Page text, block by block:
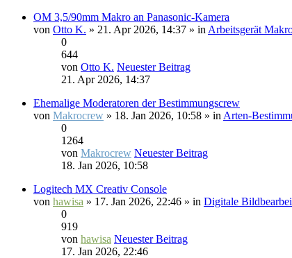
OM 3,5/90mm Makro an Panasonic-Kamera
von Otto K. » 21. Apr 2026, 14:37 » in Arbeitsgerät
0
644
von Otto K. Neuester Beitrag
21. Apr 2026, 14:37
Ehemalige Moderatoren der Bestimmungscrew
von Makrocrew » 18. Jan 2026, 10:58 » in Arten-
0
1264
von Makrocrew Neuester Beitrag
18. Jan 2026, 10:58
Logitech MX Creativ Console
von hawisa » 17. Jan 2026, 22:46 » in Digitale
0
919
von hawisa Neuester Beitrag
17. Jan 2026, 22:46